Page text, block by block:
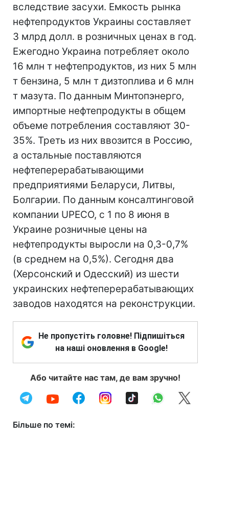
вследствие засухи. Емкость рынка
нефтепродуктов Украины составляет
3 млрд долл. в розничных ценах в год.
Ежегодно Украина потребляет около
16 млн т нефтепродуктов, из них 5 млн
т бензина, 5 млн т дизтоплива и 6 млн
т мазута. По данным Минтопэнерго,
импортные нефтепродукты в общем
объеме потребления составляют 30-
35%. Треть из них ввозится в Россию,
а остальные поставляются
нефтеперерабатывающими
предприятиями Беларуси, Литвы,
Болгарии. По данным консалтинговой
компании UPECO, с 1 по 8 июня в
Украине розничные цены на
нефтепродукты выросли на 0,3-0,7%
(в среднем на 0,5%). Сегодня два
(Херсонский и Одесский) из шести
украинских нефтеперерабатывающих
заводов находятся на реконструкции.
Не пропустіть головне! Підпишіться
на наші оновлення в Google!
Або читайте нас там, де вам зручно!
Більше по темі: